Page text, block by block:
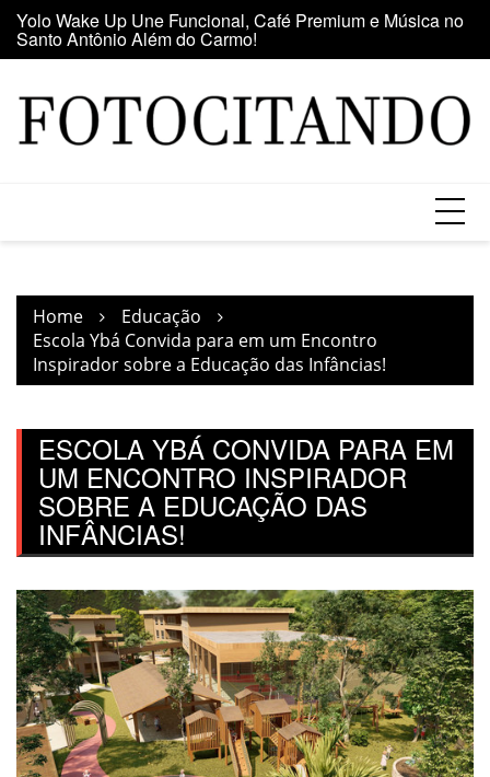
Skip
content
Maior clube de vinil da América Latina participa da Feira
do Vinil no Shopping Center Lapa
Home
Educação
Escola Ybá Convida para em um Encontro
Inspirador sobre a Educação das Infâncias!
ESCOLA YBÁ CONVIDA PARA EM
UM ENCONTRO INSPIRADOR
SOBRE A EDUCAÇÃO DAS
INFÂNCIAS!